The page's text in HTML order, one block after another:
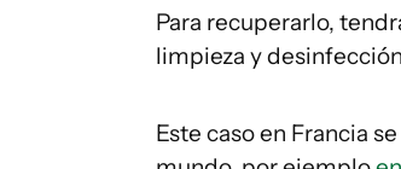
Para recuperarlo,
limpieza y
Este caso en Francia